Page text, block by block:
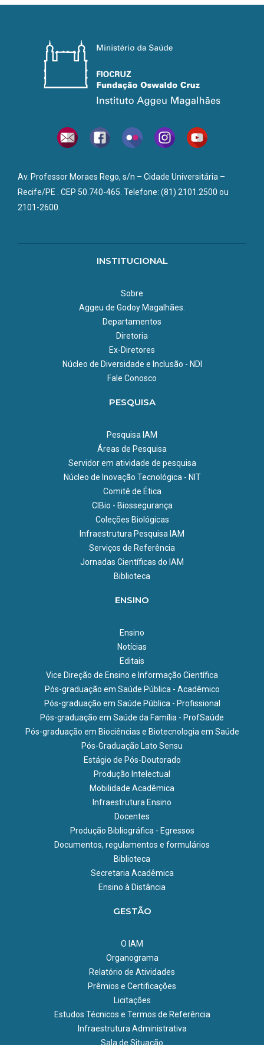
Av. Professor Moraes Rego, s/n – Cidade Universitária –
Recife/PE . CEP 50.740-465. Telefone: (81) 2101.2500 ou
2101-2600.
INSTITUCIONAL
Sobre
Aggeu de Godoy Magalhães.
Departamentos
Diretoria
Ex-Diretores
Núcleo de Diversidade e Inclusão - NDI
Fale Conosco
PESQUISA
Pesquisa IAM
Áreas de Pesquisa
Servidor em atividade de pesquisa
Núcleo de Inovação Tecnológica - NIT
Comitê de Ética
CIBio - Biossegurança
Coleções Biológicas
Infraestrutura Pesquisa IAM
Serviços de Referência
Jornadas Científicas do IAM
Biblioteca
ENSINO
Ensino
Notícias
Editais
Vice Direção de Ensino e Informação Científica
Pós-graduação em Saúde Pública - Acadêmico
Pós-graduação em Saúde Pública - Profissional
Pós-graduação em Saúde da Família - ProfSaúde
Pós-graduação em Biociências e Biotecnologia em Saúde
Pós-Graduação Lato Sensu
Estágio de Pós-Doutorado
Produção Intelectual
Mobilidade Acadêmica
Infraestrutura Ensino
Docentes
Produção Bibliográfica - Egressos
Documentos, regulamentos e formulários
Biblioteca
Secretaria Acadêmica
Ensino à Distância
GESTÃO
O IAM
Organograma
Relatório de Atividades
Prêmios e Certificações
Licitações
Estudos Técnicos e Termos de Referência
Infraestrutura Administrativa
Sala de Situação